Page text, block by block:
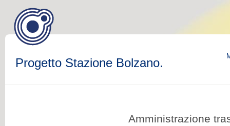
Progetto Stazione Bolzano.
Amministrazione